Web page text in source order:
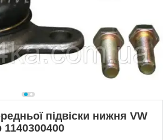
підвіски нижня VW